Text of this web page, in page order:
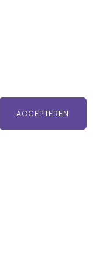
ACCEPTEREN